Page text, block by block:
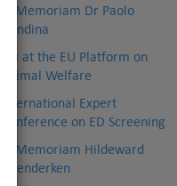
In Memoriam Dr Paolo
Dondina
FCI at the EU Platform on
Animal Welfare
International Expert
Conference on ED Screening
In Memoriam Hildeward
Hoenderken